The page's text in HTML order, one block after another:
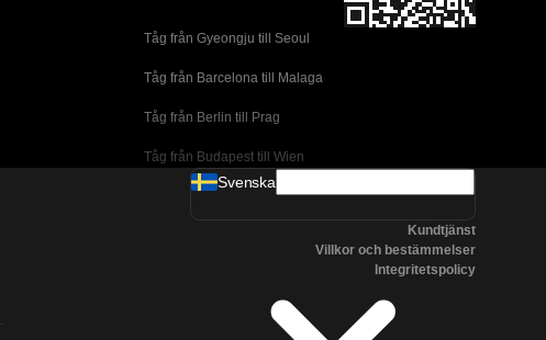
Tåg från Gyeongju till Seoul
Tåg från Barcelona till Malaga
Tåg från Berlin till Prag
Tåg från Budapest till Wien
Tåg från Dublin till Belfast
Tåg från Lissabon till Porto
Svenska
Kundtjänst
Villkor och bestämmelser
Integritetspolicy